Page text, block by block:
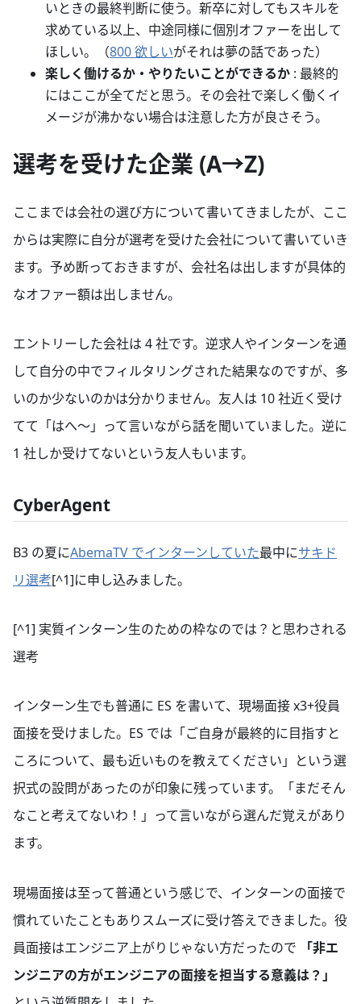
いときの最終判断に使う。新卒に対してもスキルを
求めている以上、中途同様に個別オファーを出して
ほしい。（800 欲しいがそれは夢の話であった）
楽しく働けるか・やりたいことができるか : 最終的
にはここが全てだと思う。その会社で楽しく働くイ
メージが沸かない場合は注意した方が良さそう。
選考を受けた企業 (A→Z)
ここまでは会社の選び方について書いてきましたが、ここ
からは実際に自分が選考を受けた会社について書いていき
ます。予め断っておきますが、会社名は出しますが具体的
なオファー額は出しません。
エントリーした会社は 4 社です。逆求人やインターンを通
して自分の中でフィルタリングされた結果なのですが、多
いのか少ないのかは分かりません。友人は 10 社近く受け
てて「はへ〜」って言いながら話を聞いていました。逆に
1 社しか受けてないという友人もいます。
CyberAgent
B3 の夏にAbemaTV でインターンしていた最中にサキド
リ選考[^1]に申し込みました。
[^1] 実質インターン生のための枠なのでは？と思わされる
選考
インターン生でも普通に ES を書いて、現場面接 x3+役員
面接を受けました。ES では「ご自身が最終的に目指すと
ころについて、最も近いものを教えてください」という選
択式の設問があったのが印象に残っています。「まだそん
なこと考えてないわ！」って言いながら選んだ覚えがあり
ます。
現場面接は至って普通という感じで、インターンの面接で
慣れていたこともありスムーズに受け答えできました。役
員面接はエンジニア上がりじゃない方だったので
「非エ
ンジニアの方がエンジニアの面接を担当する意義は？」